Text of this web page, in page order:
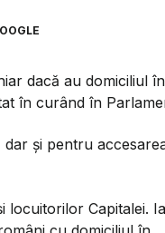
dacă au domiciliul în
în curând în
dar și pentru
locuitorilor Capitalei.